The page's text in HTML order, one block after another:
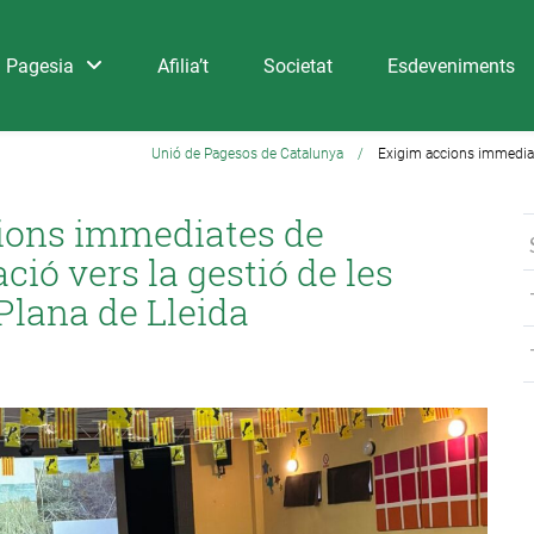
Pagesia Afilia’t Societat Esdeveniments
Unió de Pagesos de Catalunya / Exigim accions
immediates de
vers la gestió de les
de Lleida